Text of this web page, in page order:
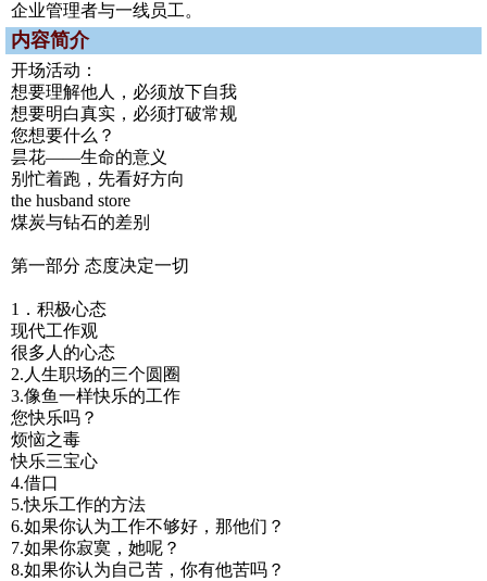
企业管理者与一线员工。
内容简介
开场活动：
想要理解他人，必须放下自我
想要明白真实，必须打破常规
您想要什么？
昙花——生命的意义
别忙着跑，先看好方向
the husband store
煤炭与钻石的差别
第一部分 态度决定一切
1．积极心态
现代工作观
很多人的心态
2.人生职场的三个圆圈
3.像鱼一样快乐的工作
您快乐吗？
烦恼之毒
快乐三宝心
4.借口
5.快乐工作的方法
6.如果你认为工作不够好，那他们？
7.如果你寂寞，她呢？
8.如果你认为自己苦，你有他苦吗？